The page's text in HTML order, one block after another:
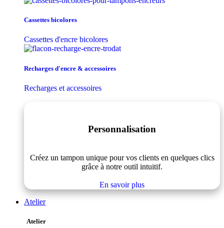
Cassettes bicolores
Cassettes d'encre bicolores
Recharges d'encre & accessoires
Recharges et accessoires
Personnalisation
Créez un tampon unique pour vos clients en quelques clics
grâce à notre outil intuitif.
En savoir plus
Atelier
Atelier